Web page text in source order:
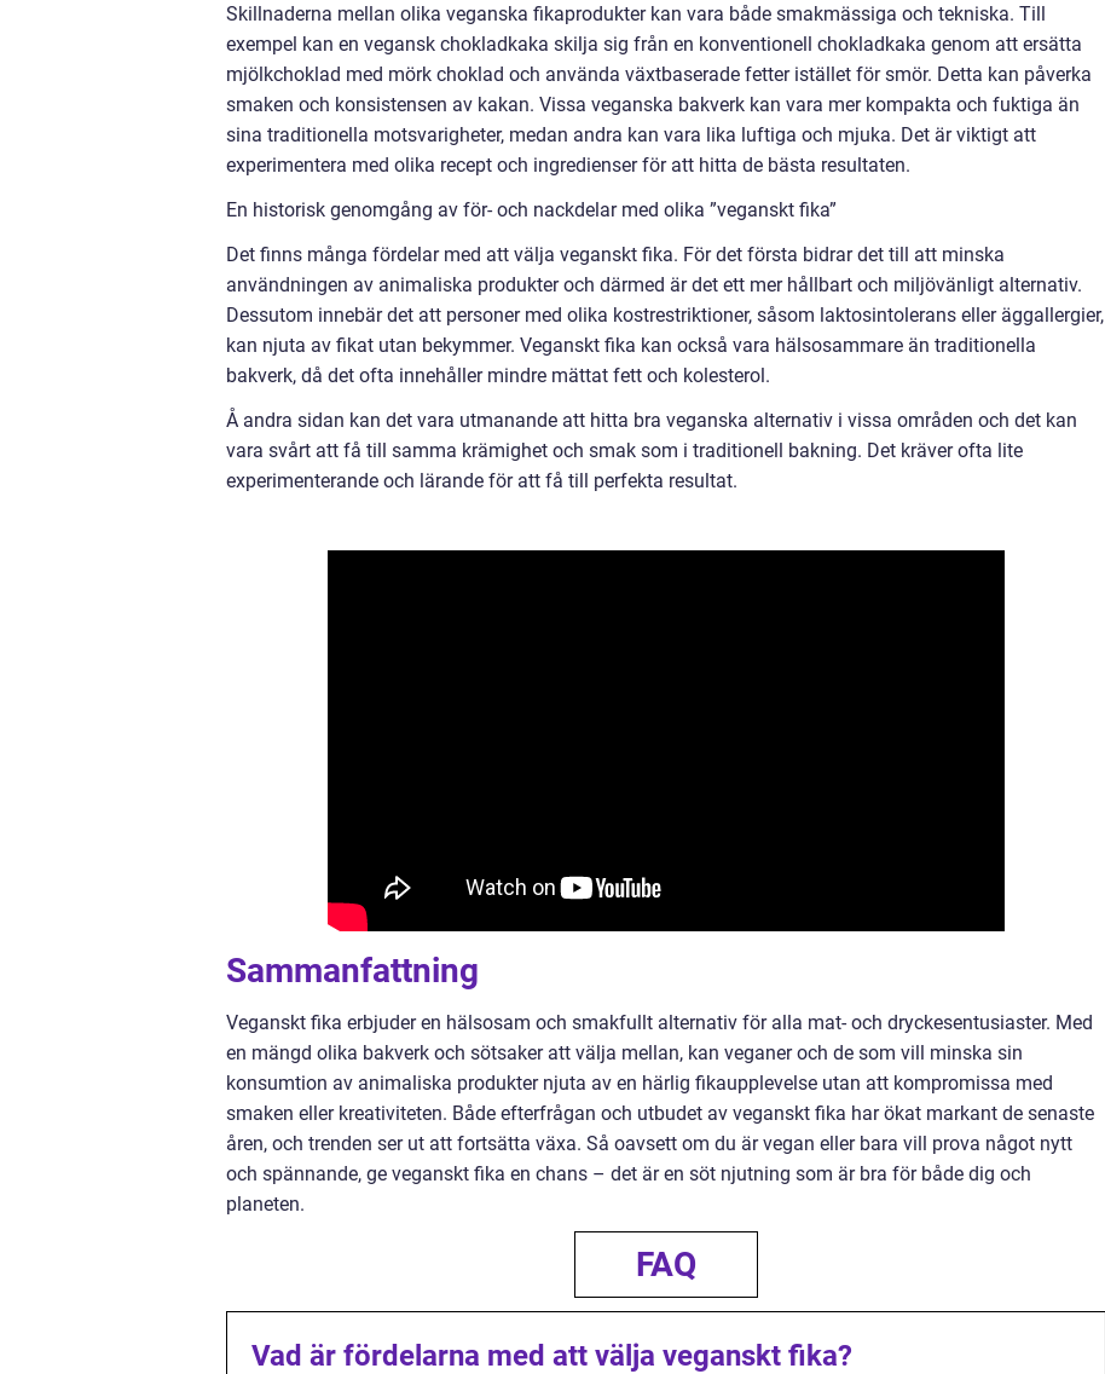
Skillnaderna mellan olika veganska fikaprodukter kan vara både smakmässiga och tekniska. Till
exempel kan en vegansk chokladkaka skilja sig från en konventionell chokladkaka genom att ersätta
mjölkchoklad med mörk choklad och använda växtbaserade fetter istället för smör. Detta kan påverka
smaken och konsistensen av kakan. Vissa veganska bakverk kan vara mer kompakta och fuktiga än
sina traditionella motsvarigheter, medan andra kan vara lika luftiga och mjuka. Det är viktigt att
experimentera med olika recept och ingredienser för att hitta de bästa resultaten.
En historisk genomgång av för- och nackdelar med olika ”veganskt fika”
Det finns många fördelar med att välja veganskt fika. För det första bidrar det till att minska
användningen av animaliska produkter och därmed är det ett mer hållbart och miljövänligt alternativ.
Dessutom innebär det att personer med olika kostrestriktioner, såsom laktosintolerans eller äggallergier,
kan njuta av fikat utan bekymmer. Veganskt fika kan också vara hälsosammare än traditionella
bakverk, då det ofta innehåller mindre mättat fett och kolesterol.
Å andra sidan kan det vara utmanande att hitta bra veganska alternativ i vissa områden och det kan
vara svårt att få till samma krämighet och smak som i traditionell bakning. Det kräver ofta lite
experimenterande och lärande för att få till perfekta resultat.
Sammanfattning
Veganskt fika erbjuder en hälsosam och smakfullt alternativ för alla mat- och dryckesentusiaster. Med
en mängd olika bakverk och sötsaker att välja mellan, kan veganer och de som vill minska sin
konsumtion av animaliska produkter njuta av en härlig fikaupplevelse utan att kompromissa med
smaken eller kreativiteten. Både efterfrågan och utbudet av veganskt fika har ökat markant de senaste
åren, och trenden ser ut att fortsätta växa. Så oavsett om du är vegan eller bara vill prova något nytt
och spännande, ge veganskt fika en chans – det är en söt njutning som är bra för både dig och
planeten.
FAQ
Vad är fördelarna med att välja veganskt fika?